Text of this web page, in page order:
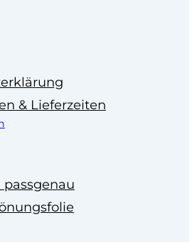
& Lieferzeiten
passgenau